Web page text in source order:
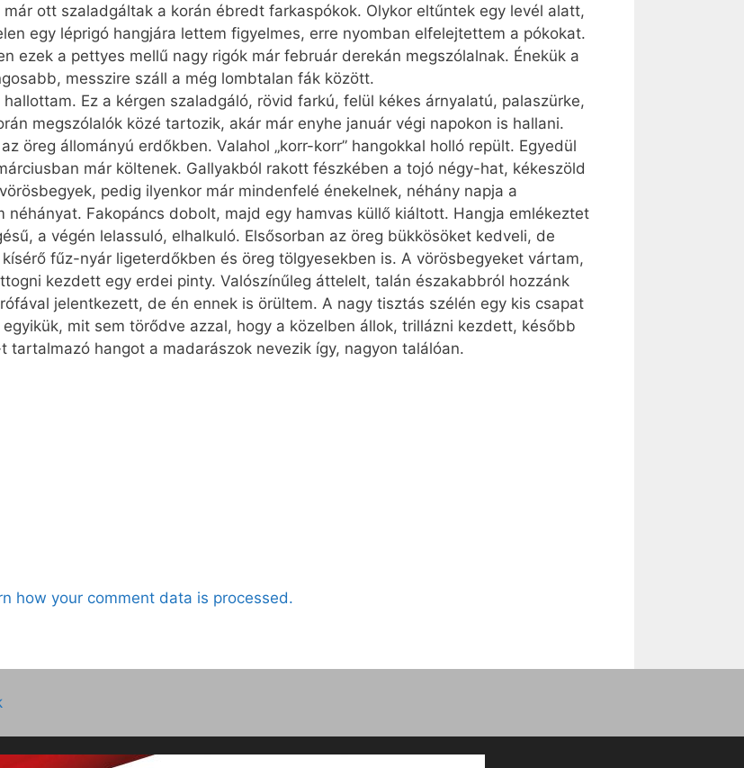
ott szaladgáltak a korán ébredt farkaspókok. Olykor eltűntek egy levél alatt,
egy léprigó hangjára lettem figyelmes, erre nyomban elfelejtettem a pókokat.
ezek a pettyes mellű nagy rigók már február derekán megszólalnak. Énekük a
messzire száll a még lombtalan fák között.
Ez a kérgen szaladgáló, rövid farkú, felül kékes árnyalatú, palaszürke,
megszólalók közé tartozik, akár már enyhe január végi napokon is hallani.
öreg állományú erdőkben. Valahol „korr-korr” hangokkal holló repült. Egyedül
már költenek. Gallyakból rakott fészkében a tojó négy-hat, kékeszöld
pedig ilyenkor már mindenfelé énekelnek, néhány napja a
Fakopáncs dobolt, majd egy hamvas küllő kiáltott. Hangja emlékeztet
a végén lelassuló, elhalkuló. Elsősorban az öreg bükkösöket kedveli, de
fűz-nyár ligeterdőkben és öreg tölgyesekben is. A vörösbegyeket vártam,
kezdett egy erdei pinty. Valószínűleg áttelelt, talán északabbról hozzánk
jelentkezett, de én ennek is örültem. A nagy tisztás szélén egy kis csapat
mit sem törődve azzal, hogy a közelben állok, trillázni kezdett, később
tartalmazó hangot a madarászok nevezik így, nagyon találóan.
how your comment data is processed.